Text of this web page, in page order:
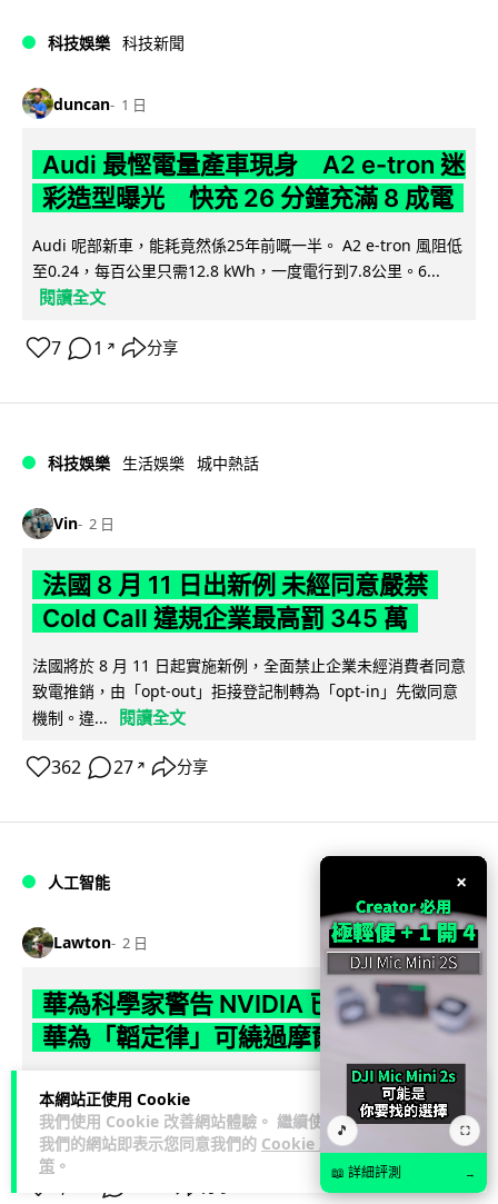
本網站正使用 Cookie
我們使用 Cookie 改善網站體驗。 繼續使用
我們的網站即表示您同意我們的 Cookie 政
策 。
科技娛樂 科技新聞
duncan 1 日
Audi 最慳電量產車現身 A2 e-tron 迷
彩造型曝光 快充 26 分鐘充滿 8 成電
Audi 呢部新車，能耗竟然係25年前嘅一半。 A2 e-tron 風阻低
至0.24，每百公里只需12.8 kWh，一度電行到7.8公里。6...
閱讀全文
7 1 ↗ 分享
科技娛樂 生活娛樂 城中熱話
Vin 2 日
法國 8 月 11 日出新例 未經同意嚴禁
Cold Call 違規企業最高罰 345 萬
法國將於 8 月 11 日起實施新例，全面禁止企業未經消費者同意
致電推銷，由「opt-out」拒接登記制轉為「opt-in」先徵同意
機制。違...
閱讀全文
362 27 ↗ 分享
人工智能
Lawton 2 日
華為科學家警告 NVIDIA 已近物理極限
華為「韜定律」可繞過摩爾定律瓶頸
華為半導體首席科學家廖恒罕見接受近 5 小時專訪，警告
NVIDIA 等西方晶片巨頭正逼近物理極限，傳統製程升級已失經
濟效益。他同時介紹華為... 閱讀全文
×
🎵 ⛶
📖 詳細評測 →